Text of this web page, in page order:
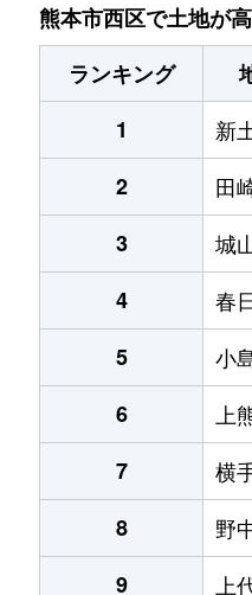
熊本市西区で土地が
ランキング
1
新
2
田
3
城
4
春
5
小
6
上
7
横
8
野
9
上